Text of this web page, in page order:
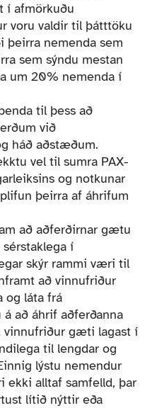
í afmörkuðu
voru valdir til þátttöku
þeirra nemenda sem
sem sýndu mestan
um 20% nemenda í
til þess að
við
háð aðstæðum.
vel til sumra PAX-
og notkunar
þeirra af áhrifum
að aðferðirnar gætu
í
skýr rammi væri til
að vinnufriður
og láta frá
að áhrif aðferðanna
vinnufriður gæti lagast í
til lengdar og
lýstu nemendur
ekki alltaf samfelld, þar
lítið nýttir eða